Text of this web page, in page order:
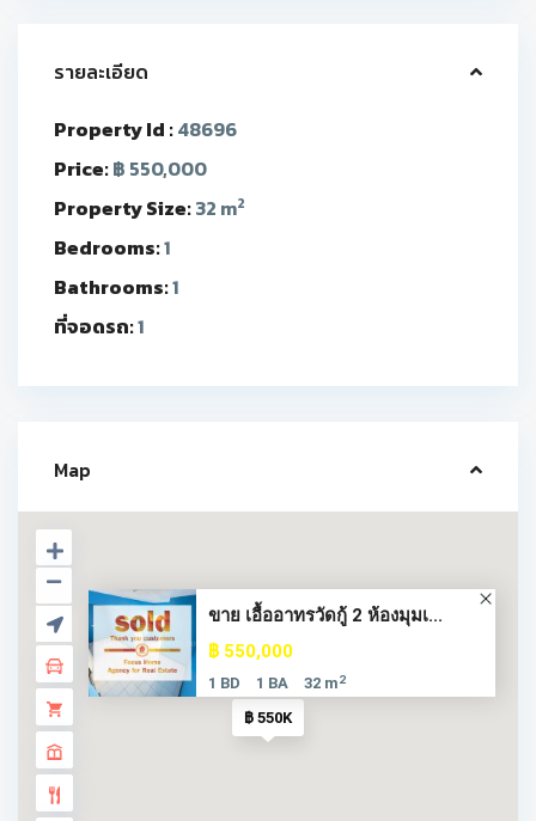
รายละเอียด
Property Id :48696
Price:฿ 550,000
Property Size:32 m2
Bedrooms:1
Bathrooms:1
ที่จอดรถ:1
Map
฿ 550K
ขาย เอื้ออาทรวัดกู้ 2 ห้องมุมเ...
฿ 550,000
1 BD 1 BA 32 m2